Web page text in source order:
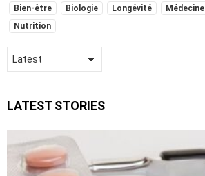
SUBTERMS
Bien-être Biologie Longévité Médecine
Nutrition
LATEST STORIES